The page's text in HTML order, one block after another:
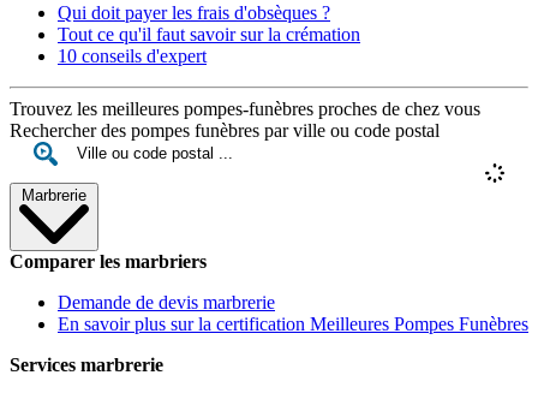
Qui doit payer les frais d'obsèques ?
Tout ce qu'il faut savoir sur la crémation
10 conseils d'expert
Trouvez les meilleures pompes-funèbres proches de chez vous
Rechercher des pompes funèbres par ville ou code postal
Marbrerie
Comparer les marbriers
Demande de devis marbrerie
En savoir plus sur la certification Meilleures Pompes Funèbres
Services marbrerie